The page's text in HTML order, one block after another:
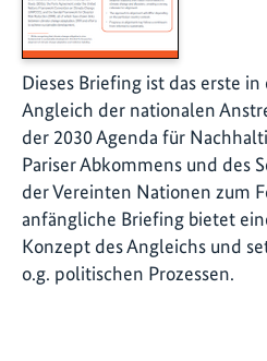
Dieses Briefing ist das erste
Angleich der nationalen
der 2030 Agenda für
Pariser Abkommens und des
der Vereinten Nationen zum
anfängliche Briefing bietet
Konzept des Angleichs und
o.g. politischen Prozessen.